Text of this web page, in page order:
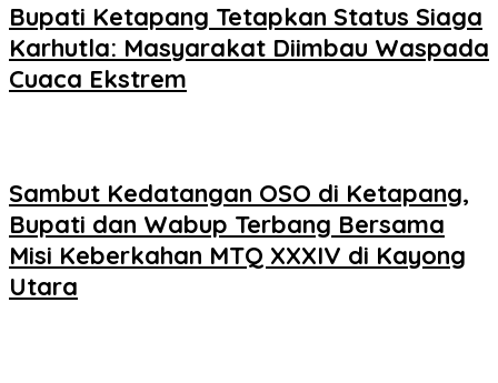
Bupati Ketapang Tetapkan Status Siaga
Karhutla: Masyarakat Diimbau Waspada
Cuaca Ekstrem
Sambut Kedatangan OSO di Ketapang,
Bupati dan Wabup Terbang Bersama
Misi Keberkahan MTQ XXXIV di Kayong
Utara